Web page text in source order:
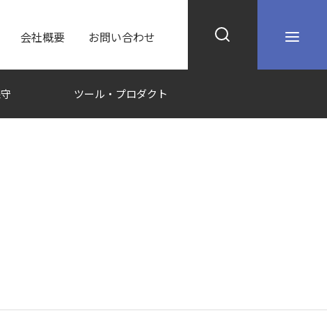
会社概要 お問い合わせ
ツール・プロダクト